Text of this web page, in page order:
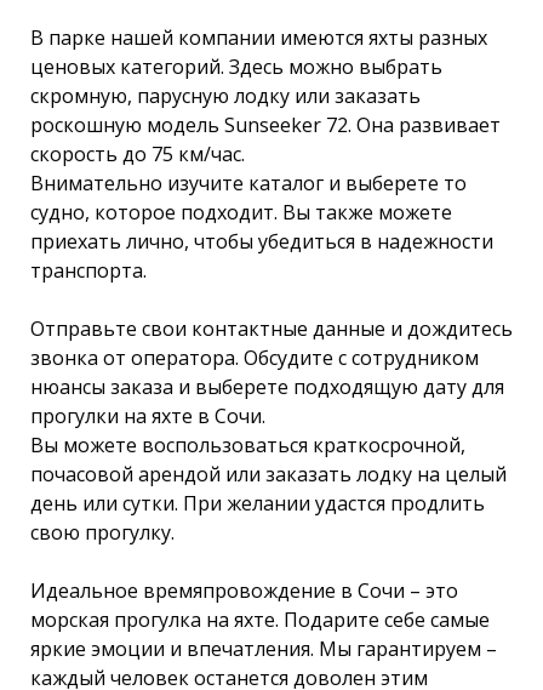
В парке нашей компании имеются яхты разных
ценовых категорий. Здесь можно выбрать
скромную, парусную лодку или заказать
роскошную модель Sunseeker 72. Она развивает
скорость до 75 км/час.
Внимательно изучите каталог и выберете то
судно, которое подходит. Вы также можете
приехать лично, чтобы убедиться в надежности
транспорта.
Отправьте свои контактные данные и дождитесь
звонка от оператора. Обсудите с сотрудником
нюансы заказа и выберете подходящую дату для
прогулки на яхте в Сочи.
Вы можете воспользоваться краткосрочной,
почасовой арендой или заказать лодку на целый
день или сутки. При желании удастся продлить
свою прогулку.
Идеальное времяпровождение в Сочи – это
морская прогулка на яхте. Подарите себе самые
яркие эмоции и впечатления. Мы гарантируем –
каждый человек останется доволен этим